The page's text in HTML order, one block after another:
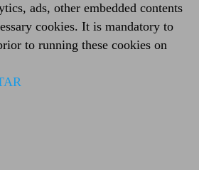
ads, other embedded contents
cookies. It is mandatory to
to running these cookies on